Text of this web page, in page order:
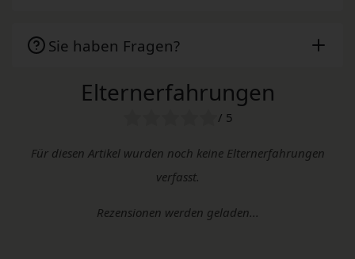
Sie haben Fragen?
Elternerfahrungen
/ 5
Für diesen Artikel wurden noch keine Elternerfahrungen
verfasst.
Rezensionen werden geladen...